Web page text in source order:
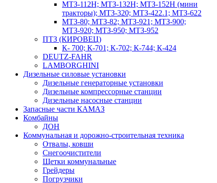
МТЗ-112Н; МТЗ-132Н; МТЗ-152Н (мини
тракторы); МТЗ-320; МТЗ-422.1; МТЗ-622
МТЗ-80; МТЗ-82; МТЗ-921; МТЗ-900;
МТЗ-920; МТЗ-950; МТЗ-952
ПТЗ (КИРОВЕЦ)
К- 700; К-701; К-702; К-744; К-424
DEUTZ-FAHR
LAMBORGHINI
Дизельные силовые установки
Дизельные генераторные установки
Дизельные компрессорные станции
Дизельные насосные станции
Запасные части КАМАЗ
Комбайны
ДОН
Коммунальная и дорожно-строительная техника
Отвалы, ковши
Снегоочистители
Щетки коммунальные
Грейдеры
Погрузчики